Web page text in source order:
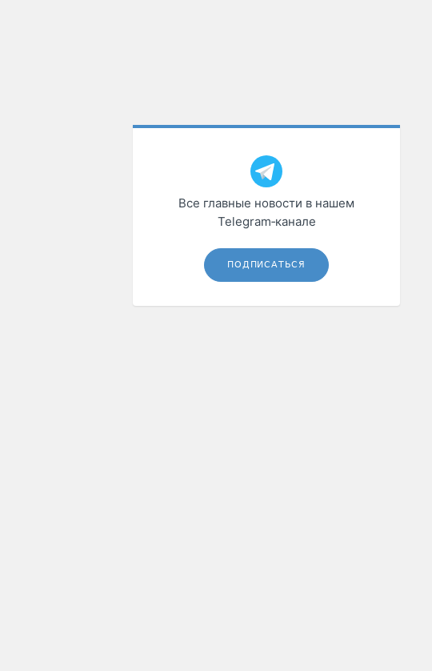
Все главные новости в нашем
Telegram‑канале
ПОДПИСАТЬСЯ